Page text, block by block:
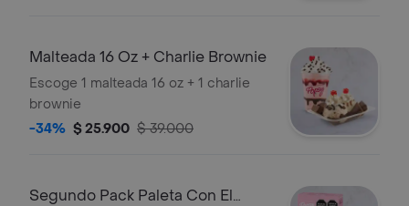
Malteada 16 Oz + Charlie Brownie
Escoge 1 malteada 16 oz + 1 charlie
brownie
-34% $ 25.900 $ 39.000
Segundo Pack Paleta Con El